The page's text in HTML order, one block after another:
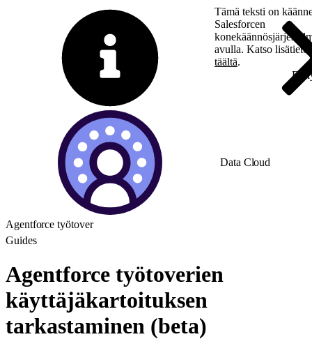
Tämä teksti on
Salesforcen
avulla. Katso
täältä.
Vaihda englantiinEi
Data Cloud
Agentforce työtover
Guides
Agentforce työtoverien
käyttäjäkartoituksen
tarkastaminen (beta)